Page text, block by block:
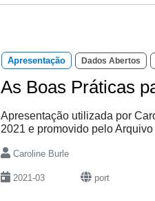
Apresentação Dados Abertos
As Boas Práticas
Apresentação utilizada por
2021 e promovido pelo
Caroline Burle
2021-03 port